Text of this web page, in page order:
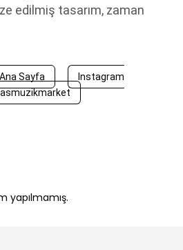
edilmiş tasarım, zaman
Sayfa
Instagram
yapılmamış.